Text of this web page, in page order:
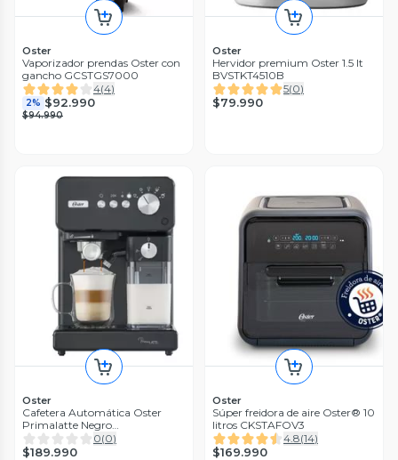
Oster
Vaporizador prendas Oster con
gancho GCSTGS7000
4(4)
2% $92.990
$94.990
Oster
Hervidor premium Oster 1.5 lt
BVSTKT4510B
5(0)
$79.990
Oster
Cafetera Automática Oster
Primalatte Negro
Bvstem6604bk
0(0)
$189.990
Oster
Súper freidora de aire Oster® 10
litros CKSTAFOV3
4.8(14)
$169.990